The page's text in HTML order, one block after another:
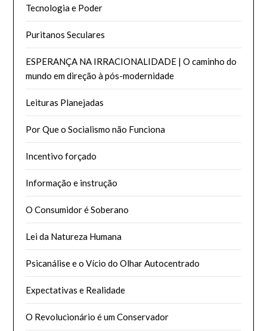
Tecnologia e Poder
Puritanos Seculares
ESPERANÇA NA IRRACIONALIDADE | O caminho do
mundo em direção à pós-modernidade
Leituras Planejadas
Por Que o Socialismo não Funciona
Incentivo forçado
Informação e instrução
O Consumidor é Soberano
Lei da Natureza Humana
Psicanálise e o Vício do Olhar Autocentrado
Expectativas e Realidade
O Revolucionário é um Conservador